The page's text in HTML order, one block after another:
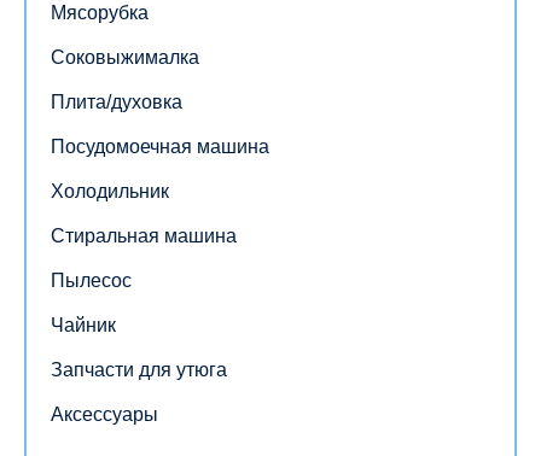
Мясорубка
Соковыжималка
Плита/духовка
Посудомоечная машина
Холодильник
Стиральная машина
Пылесос
Чайник
Запчасти для утюга
Аксессуары